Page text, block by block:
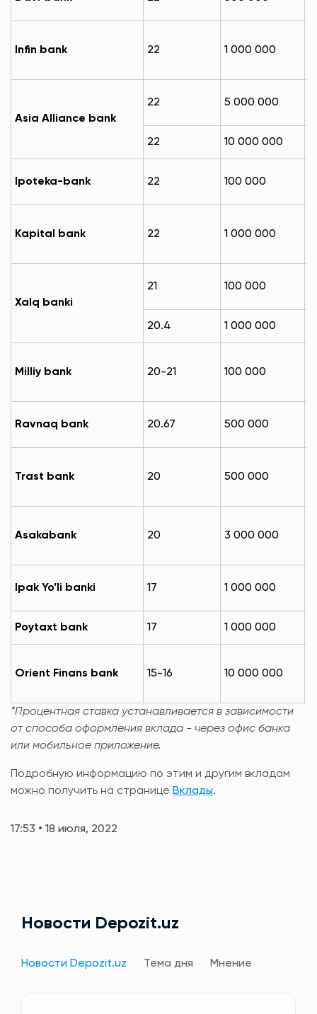
Infin bank 22 1 000 000
Asia Alliance bank
22 5 000 000
22 10 000 000
Ipoteka-bank 22 100 000
Kapital bank 22 1 000 000
Xalq banki
21 100 000
20.4 1 000 000
Milliy bank 20-21 100 000
Ravnaq bank 20.67 500 000
Trast bank 20 500 000
Asakabank 20 3 000 000
Ipak Yo’li banki 17 1 000 000
Poytaxt bank 17 1 000 000
Orient Finans bank 15-16 10 000 000
*Процентная ставка устанавливается в зависимости
от способа оформления вклада - через офис банка
или мобильное приложение.
Подробную информацию по этим и другим вкладам
можно получить на странице Вклады.
17:53 • 18 июля, 2022
Новости Depozit.uz
Новости Depozit.uz Тема дня Мнение